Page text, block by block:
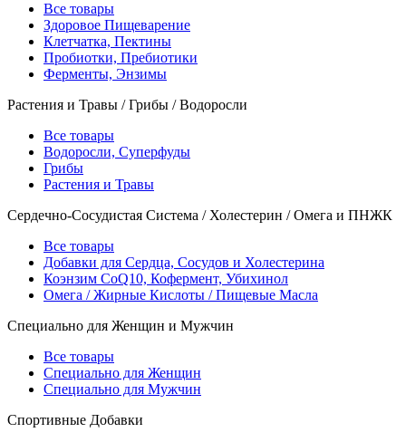
Все товары
Здоровое Пищеварение
Клетчатка, Пектины
Пробиотки, Пребиотики
Ферменты, Энзимы
Растения и Травы / Грибы / Водоросли
Все товары
Водоросли, Суперфуды
Грибы
Растения и Травы
Сердечно-Сосудистая Система / Холестерин / Омега и ПНЖК
Все товары
Добавки для Сердца, Сосудов и Холестерина
Коэнзим CoQ10, Кофермент, Убихинол
Омега / Жирные Кислоты / Пищевые Масла
Специально для Женщин и Мужчин
Все товары
Специально для Женщин
Специально для Мужчин
Спортивные Добавки